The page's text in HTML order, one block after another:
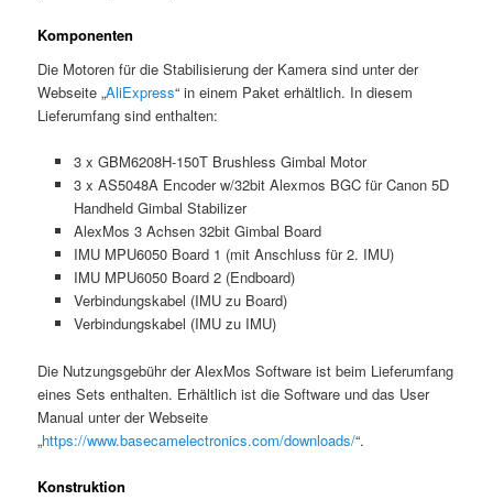
Komponenten
Die Motoren für die Stabilisierung der Kamera sind unter der
Webseite „AliExpress“ in einem Paket erhältlich. In diesem
Lieferumfang sind enthalten:
3 x GBM6208H-150T Brushless Gimbal Motor
3 x AS5048A Encoder w/32bit Alexmos BGC für Canon 5D
Handheld Gimbal Stabilizer
AlexMos 3 Achsen 32bit Gimbal Board
IMU MPU6050 Board 1 (mit Anschluss für 2. IMU)
IMU MPU6050 Board 2 (Endboard)
Verbindungskabel (IMU zu Board)
Verbindungskabel (IMU zu IMU)
Die Nutzungsgebühr der AlexMos Software ist beim Lieferumfang
eines Sets enthalten. Erhältlich ist die Software und das User
Manual unter der Webseite
„https://www.basecamelectronics.com/downloads/“.
Konstruktion